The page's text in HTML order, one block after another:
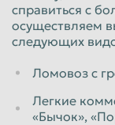
диаметр металла
Физические лица
от 9000 руб/
Юридические лица
от 12000 руб/
справиться с
осуществляем
следующих
Ломовоз с
Легкие
«Бычок»,